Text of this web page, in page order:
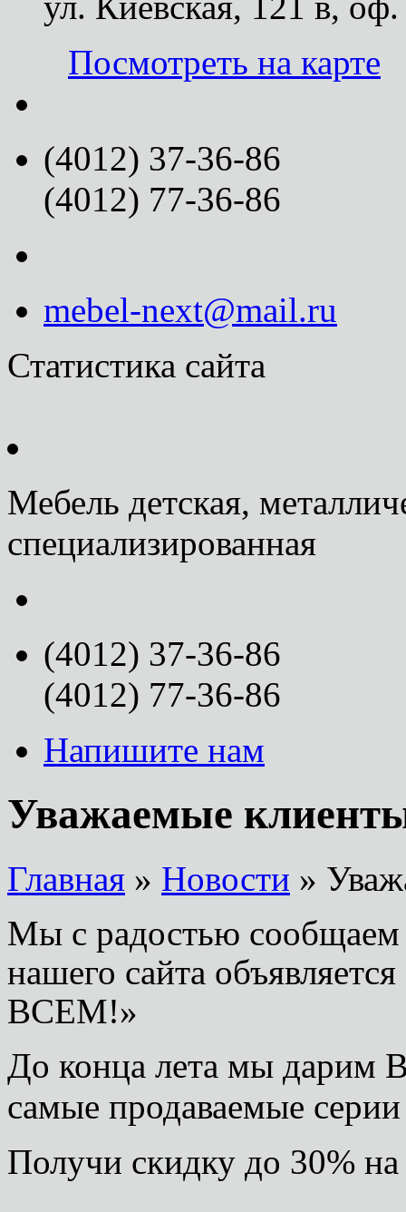
Посмотреть на карте
(4012) 37-36-86
(4012) 77-36-86
mebel-next@mail.ru
Статистика сайта
Мебель детская,
специализированная
(4012) 37-36-86
(4012) 77-36-86
Напишите нам
Уважаемые
Главная » Новости »
Мы с радостью сообщаем
нашего сайта
ВСЕМ!»
До конца лета мы дарим
самые продаваемые
Получи скидку до 30%